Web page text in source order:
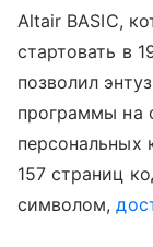
Altair BASIC,
стартовать в
позволил
программы на
персональных
157 страниц
символом,